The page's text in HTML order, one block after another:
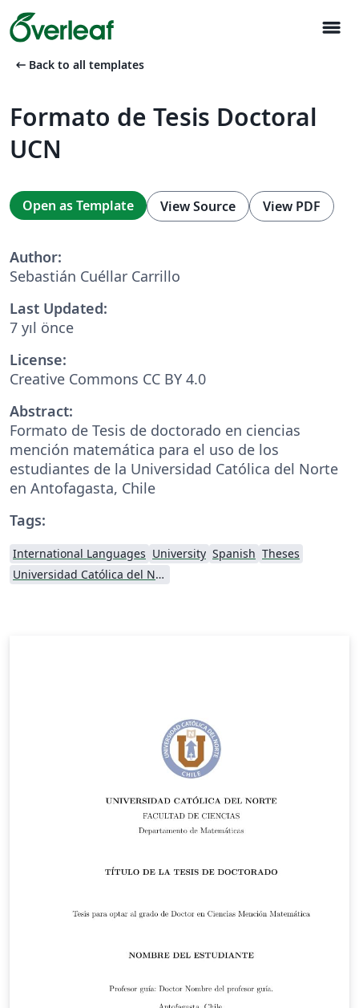
menu
arrow_left_alt Back to all templates
Formato de Tesis Doctoral
UCN
Open as Template View Source View PDF
Author:
Sebastián Cuéllar Carrillo
Last Updated:
7 yıl önce
License:
Creative Commons CC BY 4.0
Abstract:
Formato de Tesis de doctorado en ciencias
mención matemática para el uso de los
estudiantes de la Universidad Católica del Norte
en Antofagasta, Chile
Tags:
International Languages University Spanish Theses
Universidad Católica del Norte en Antofagasta